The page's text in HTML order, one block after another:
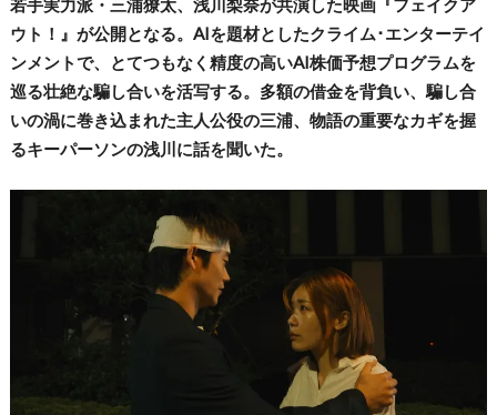
若手実力派・三浦獠太、浅川梨奈が共演した映画『フェイクア
ウト！』が公開となる。AIを題材としたクライム･エンターテイ
ンメントで、とてつもなく精度の高いAI株価予想プログラムを
巡る壮絶な騙し合いを活写する。多額の借金を背負い、騙し合
いの渦に巻き込まれた主人公役の三浦、物語の重要なカギを握
るキーパーソンの浅川に話を聞いた。